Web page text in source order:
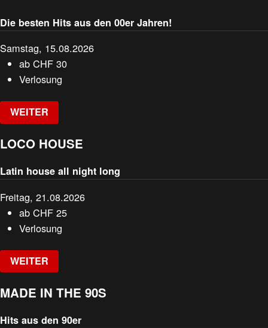
Die besten Hits aus den 00er Jahren!
Samstag, 15.08.2026
abCHF 30
Verlosung
WEITER
LOCO HOUSE
Latin house all night long
Freitag, 21.08.2026
abCHF 25
Verlosung
WEITER
MADE IN THE 90S
Hits aus den 90er